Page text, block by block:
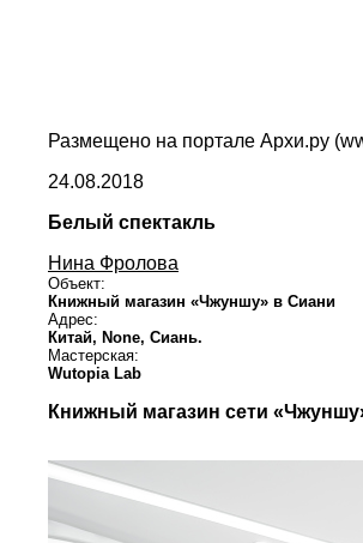
Размещено на портале Архи.ру
24.08.2018
Белый спектакль
Нина Фролова
Объект:
Книжный магазин «Чжуншу» в Сиани
Адрес:
Китай, None, Сиань.
Мастерская:
Wutopia Lab
Книжный магазин сети